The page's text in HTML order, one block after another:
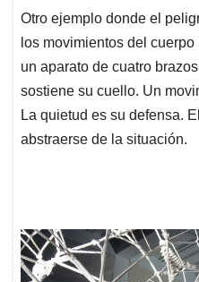
Otro ejemplo donde el
los movimientos del
un aparato de cuatro
sostiene su cuello. Un
La quietud es su defensa.
abstraerse de la situación.